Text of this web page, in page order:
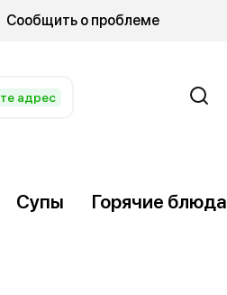
Сообщить о проблеме
адрес
Супы
Горячие блюда